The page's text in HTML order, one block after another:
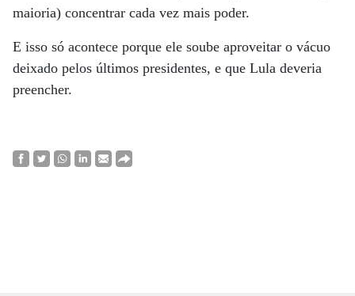
maioria) concentrar cada vez mais poder.
E isso só acontece porque ele soube aproveitar o vácuo
deixado pelos últimos presidentes, e que Lula deveria
preencher.